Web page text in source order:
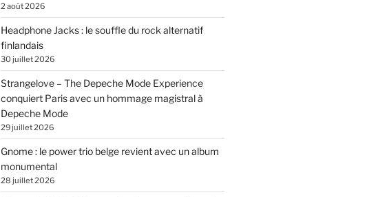
2 août 2026
Headphone Jacks : le souffle du rock alternatif
finlandais
30 juillet 2026
Strangelove – The Depeche Mode Experience
conquiert Paris avec un hommage magistral à
Depeche Mode
29 juillet 2026
Gnome : le power trio belge revient avec un album
monumental
28 juillet 2026